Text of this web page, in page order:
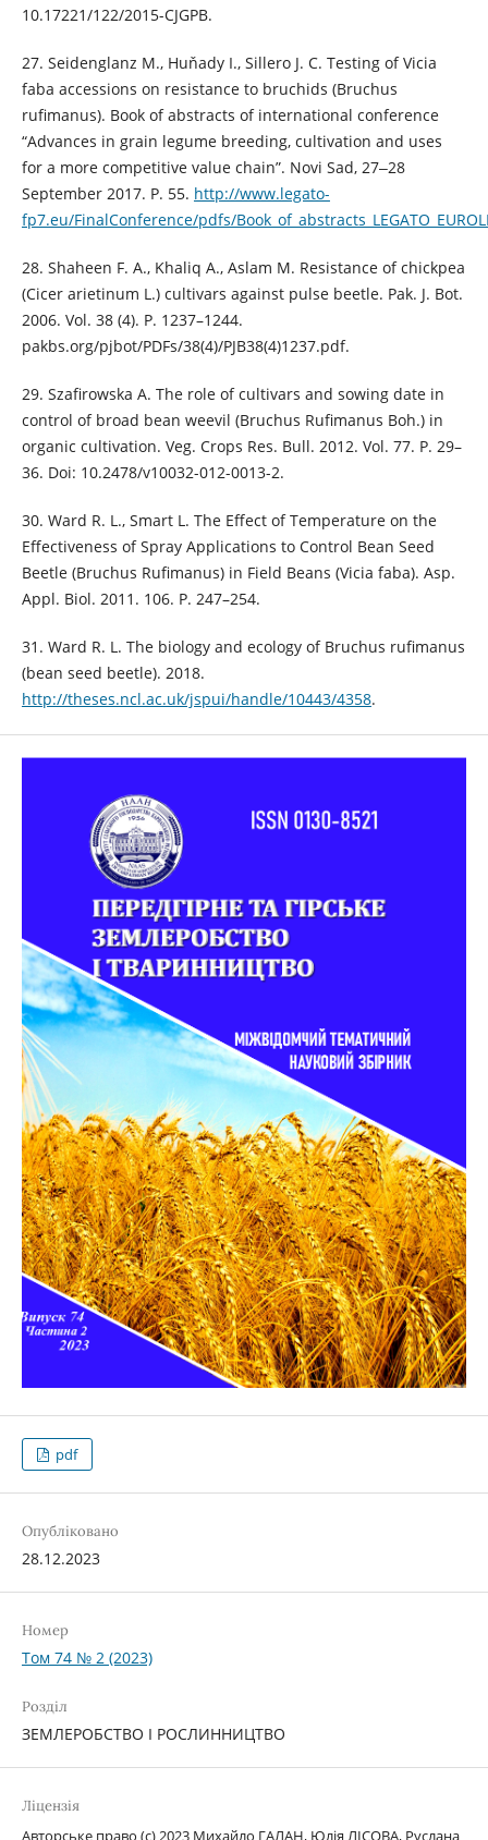
10.17221/122/2015-CJGPB.
27. Seidenglanz M., Huňady I., Sillero J. C. Testing of Vicia
faba accessions on resistance to bruchids (Bruchus
rufimanus). Book of abstracts of international conference
“Advances in grain legume breeding, cultivation and uses
for a more competitive value chain”. Novi Sad, 27‒28
September 2017. P. 55. http://www.legato-
fp7.eu/FinalConference/pdfs/
28. Shaheen F. A., Khaliq A., Aslam M. Resistance of chickpea
(Cicer arietinum L.) cultivars against pulse beetle. Pak. J. Bot.
2006. Vol. 38 (4). P. 1237–1244.
pakbs.org/pjbot/PDFs/38(4)/PJB38(4)1237.pdf.
29. Szafirowska A. The role of cultivars and sowing date in
control of broad bean weevil (Bruchus Rufimanus Boh.) in
organic cultivation. Veg. Crops Res. Bull. 2012. Vol. 77. P. 29–
36. Doi: 10.2478/v10032-012-0013-2.
30. Ward R. L., Smart L. The Effect of Temperature on the
Effectiveness of Spray Applications to Control Bean Seed
Beetle (Bruchus Rufimanus) in Field Beans (Vicia faba). Asp.
Appl. Biol. 2011. 106. P. 247–254.
31. Ward R. L. The biology and ecology of Bruchus rufimanus
(bean seed beetle). 2018.
http://theses.ncl.ac.uk/jspui/handle/10443/4358.
pdf
Опубліковано
28.12.2023
Номер
Том 74 № 2 (2023)
Розділ
ЗЕМЛЕРОБСТВО І РОСЛИННИЦТВО
Ліцензія
Авторське право (c) 2023 Михайло ГАЛАН, Юлія ЛІСОВА, Руслана